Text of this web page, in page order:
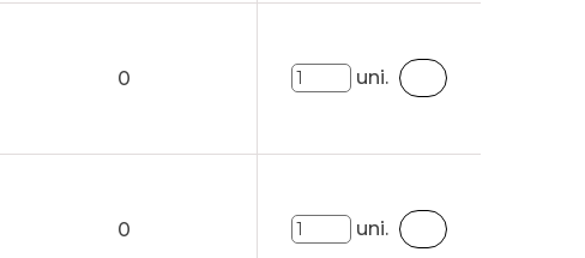
0 uni.
0 uni.